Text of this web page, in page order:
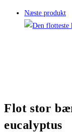
Næste produkt
Flot stor
eucalyptus